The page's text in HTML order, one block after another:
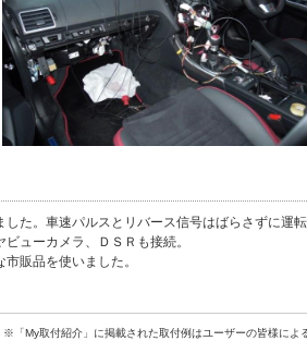
した。車速パルスとリバース信号はばらさずに運
ューカメラ、ＤＳＲも接続。
販品を使いました。
※「My取付紹介」に掲載された取付例はユーザーの皆様によ